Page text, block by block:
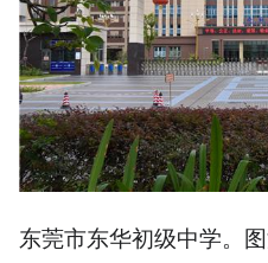
东莞市东华初级中学。